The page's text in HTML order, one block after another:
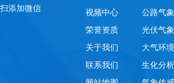
添加微信
视频中心
荣誉资质
关于我们
联系我们
公路气
光伏气
大气环
生化分析